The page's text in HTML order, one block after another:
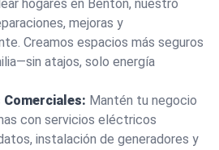
hogares en Benton, nuestro
mejoras y
Creamos espacios más seguros
atajos, solo energía
Mantén tu negocio
con servicios eléctricos
instalación de generadores y